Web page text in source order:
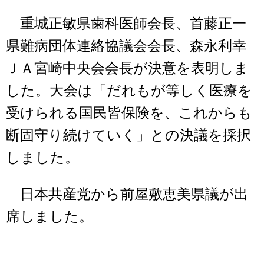
重城正敏県歯科医師会長、首藤正一
県難病団体連絡協議会会長、森永利幸
ＪＡ宮崎中央会会長が決意を表明しま
した。大会は「だれもが等しく医療を
受けられる国民皆保険を、これからも
断固守り続けていく」との決議を採択
しました。
日本共産党から前屋敷恵美県議が出
席しました。